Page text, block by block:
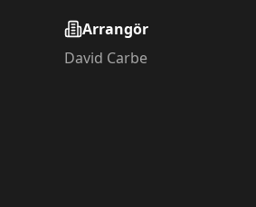
Arrangör
David Carbe